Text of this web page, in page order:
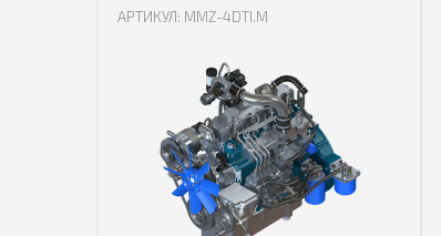
АРТИКУЛ: MMZ-4DTI.M